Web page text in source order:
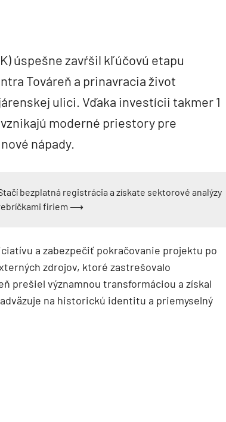
úspešne zavŕšil kľúčovú etapu
Továreň a prinavracia život
ulici. Vďaka investícii takmer 1
moderné priestory pre
nápady.
bezplatná registrácia a získate sektorové analýzy
firiem ⟶
a zabezpečiť pokračovanie projektu po
zdrojov, ktoré zastrešovalo
prešiel významnou transformáciou a získal
na historickú identitu a priemyselný